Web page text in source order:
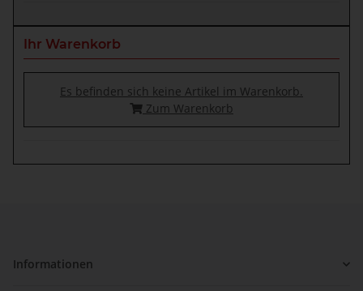
Ihr Warenkorb
Es befinden sich keine Artikel im Warenkorb.
Zum Warenkorb
Informationen